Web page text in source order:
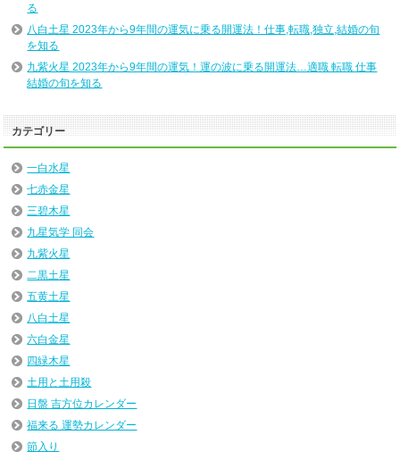
る
八白土星 2023年から9年間の運気に乗る開運法！仕事,転職,独立,結婚の旬
を知る
九紫火星 2023年から9年間の運気！運の波に乗る開運法…適職 転職 仕事
結婚の旬を知る
カテゴリー
一白水星
七赤金星
三碧木星
九星気学 同会
九紫火星
二黒土星
五黄土星
八白土星
六白金星
四緑木星
土用と土用殺
日盤 吉方位カレンダー
福来る 運勢カレンダー
節入り